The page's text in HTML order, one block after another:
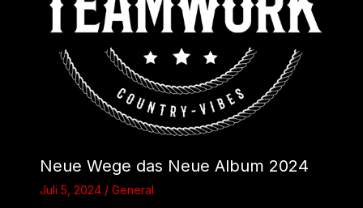
Neue Wege das Neue Album 2024
Juli 5, 2024 / General